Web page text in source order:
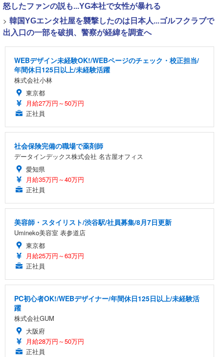
怒したファンの説も...YG本社で女性が暴れる
> 韓国YGエンタ社屋を襲撃したのは日本人...ゴルフクラブで
出入口の一部を破損、警察が経緯を調査へ
WEBデザイン未経験OK!/WEBページのチェック・校正担当/
年間休日125日以上/未経験活躍
株式会社小林
東京都
月給27万円～50万円
正社員
社会保険完備の職場で薬剤師
データインデックス株式会社 名古屋オフィス
愛知県
月給35万円～40万円
正社員
美容師・スタイリスト/渋谷駅/社員募集/8月7日更新
Umineko美容室 表参道店
東京都
月給25万円～63万円
正社員
PC初心者OK!/WEBデザイナー/年間休日125日以上/未経験活
躍
株式会社GUM
大阪府
月給28万円～50万円
正社員